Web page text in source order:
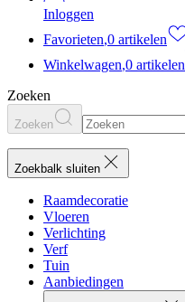
Inloggen
Favorieten,0 artikelen
Winkelwagen,0 artikelen
Zoeken
Zoeken
Zoekbalk sluiten
Raamdecoratie
Vloeren
Verlichting
Verf
Tuin
Aanbiedingen